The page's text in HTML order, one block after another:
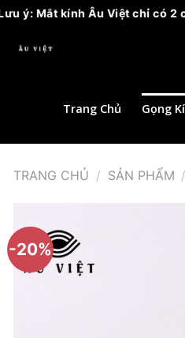
chỉ có 2 chi nhánh , CN1
qua
Trang Chủ Gọng
TRANG CHỦ / SẢN PHẨM /
-20%